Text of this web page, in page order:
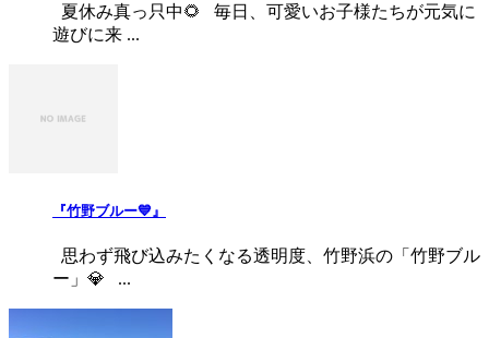
夏休み真っ只中🌻 毎日、可愛いお子様たちが元気に
遊びに来 ...
『竹野ブルー💙』
思わず飛び込みたくなる透明度、竹野浜の「竹野ブル
ー」💎 ...